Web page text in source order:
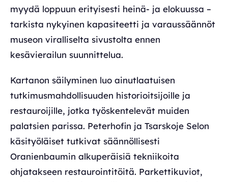
myydä loppuun erityisesti heinä- ja elokuussa –
tarkista nykyinen kapasiteetti ja varaussäännöt
museon viralliselta sivustolta ennen
kesävierailun suunnittelua.
Kartanon säilyminen luo ainutlaatuisen
tutkimusmahdollisuuden historioitsijoille ja
restauroijille, jotka työskentelevät muiden
palatsien parissa. Peterhofin ja Tsarskoje Selon
käsityöläiset tutkivat säännöllisesti
Oranienbaumin alkuperäisiä tekniikoita
ohjatakseen restaurointitöitä. Parkettikuviot,